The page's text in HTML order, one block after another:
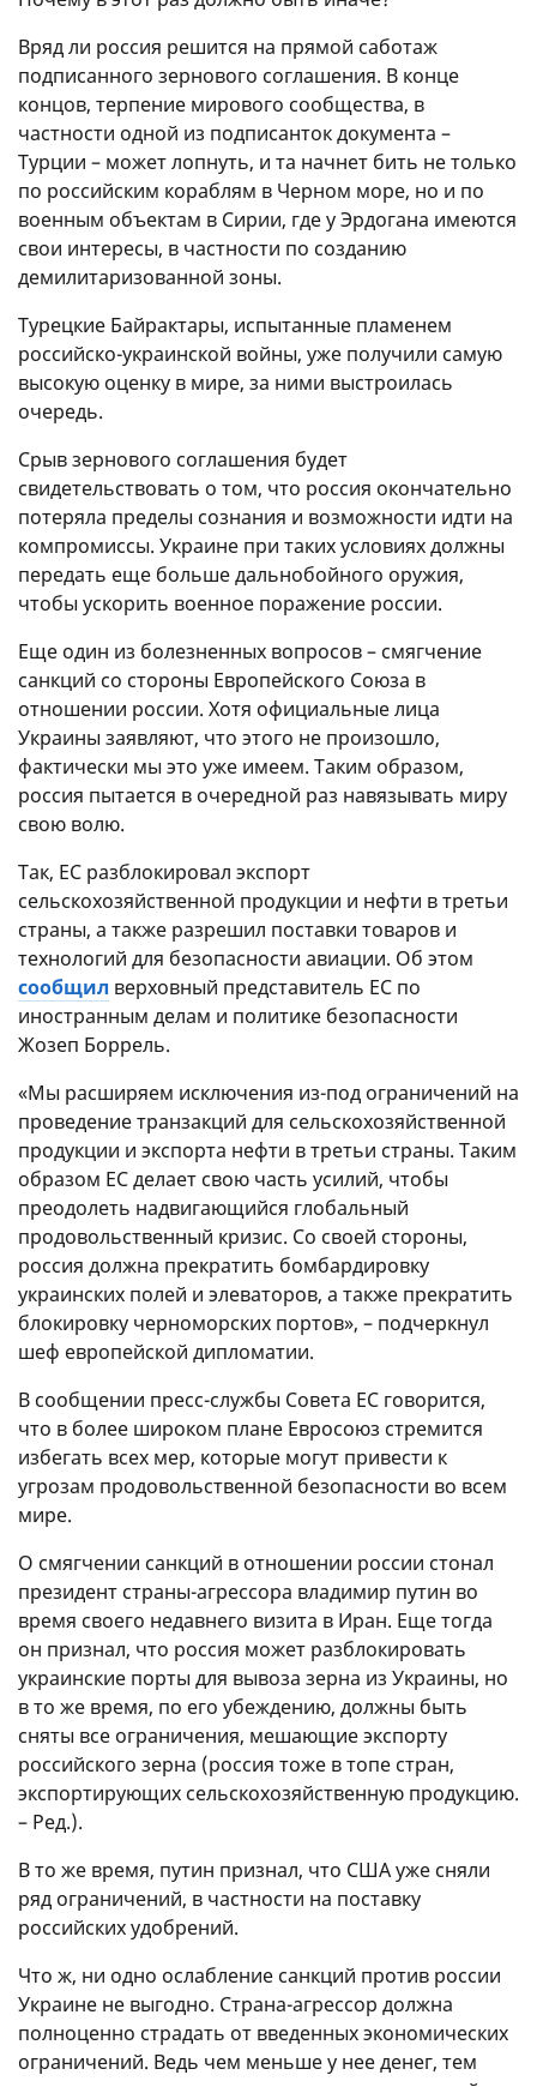
Вряд ли россия решится на прямой саботаж
подписанного зернового соглашения. В конце
концов, терпение мирового сообщества, в
частности одной из подписанток документа –
Турции – может лопнуть, и та начнет бить не только
по российским кораблям в Черном море, но и по
военным объектам в Сирии, где у Эрдогана имеются
свои интересы, в частности по созданию
демилитаризованной зоны.
Турецкие Байрактары, испытанные пламенем
российско-украинской войны, уже получили самую
высокую оценку в мире, за ними выстроилась
очередь.
Срыв зернового соглашения будет
свидетельствовать о том, что россия окончательно
потеряла пределы сознания и возможности идти на
компромиссы. Украине при таких условиях должны
передать еще больше дальнобойного оружия,
чтобы ускорить военное поражение россии.
Еще один из болезненных вопросов – смягчение
санкций со стороны Европейского Союза в
отношении россии. Хотя официальные лица
Украины заявляют, что этого не произошло,
фактически мы это уже имеем. Таким образом,
россия пытается в очередной раз навязывать миру
свою волю.
Так, ЕС разблокировал экспорт
сельскохозяйственной продукции и нефти в третьи
страны, а также разрешил поставки товаров и
технологий для безопасности авиации. Об этом
сообщил верховный представитель ЕС по
иностранным делам и политике безопасности
Жозеп Боррель.
«Мы расширяем исключения из-под ограничений на
проведение транзакций для сельскохозяйственной
продукции и экспорта нефти в третьи страны. Таким
образом ЕС делает свою часть усилий, чтобы
преодолеть надвигающийся глобальный
продовольственный кризис. Со своей стороны,
россия должна прекратить бомбардировку
украинских полей и элеваторов, а также прекратить
блокировку черноморских портов», – подчеркнул
шеф европейской дипломатии.
В сообщении пресс-службы Совета ЕС говорится,
что в более широком плане Евросоюз стремится
избегать всех мер, которые могут привести к
угрозам продовольственной безопасности во всем
мире.
О смягчении санкций в отношении россии стонал
президент страны-агрессора владимир путин во
время своего недавнего визита в Иран. Еще тогда
он признал, что россия может разблокировать
украинские порты для вывоза зерна из Украины, но
в то же время, по его убеждению, должны быть
сняты все ограничения, мешающие экспорту
российского зерна (россия тоже в топе стран,
экспортирующих сельскохозяйственную продукцию.
– Ред.).
В то же время, путин признал, что США уже сняли
ряд ограничений, в частности на поставку
российских удобрений.
Что ж, ни одно ослабление санкций против россии
Украине не выгодно. Страна-агрессор должна
полноценно страдать от введенных экономических
ограничений. Ведь чем меньше у нее денег, тем